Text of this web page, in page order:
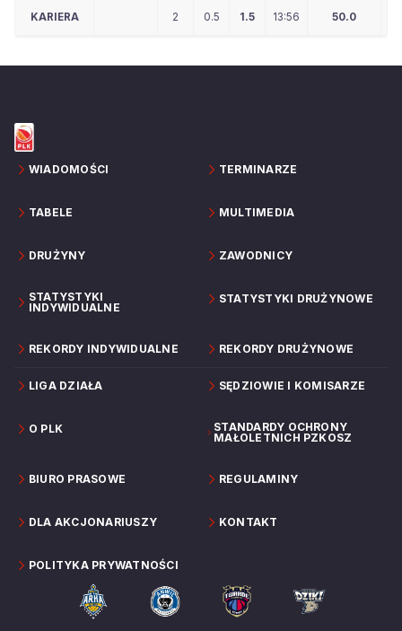
KARIERA 2 0.5 1.5 13:56 50.0
WIADOMOŚCI TERMINARZE
TABELE MULTIMEDIA
DRUŻYNY ZAWODNICY
STATYSTYKI
INDYWIDUALNE
STATYSTYKI DRUŻYNOWE
REKORDY INDYWIDUALNE REKORDY DRUŻYNOWE
LIGA DZIAŁA SĘDZIOWIE I KOMISARZE
O PLK
STANDARDY OCHRONY
MAŁOLETNICH PZKOSZ
BIURO PRASOWE REGULAMINY
DLA AKCJONARIUSZY KONTAKT
POLITYKA PRYWATNOŚCI